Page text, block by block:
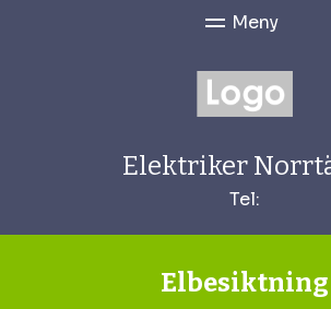
Elektriker
Tel:
Elbesiktning